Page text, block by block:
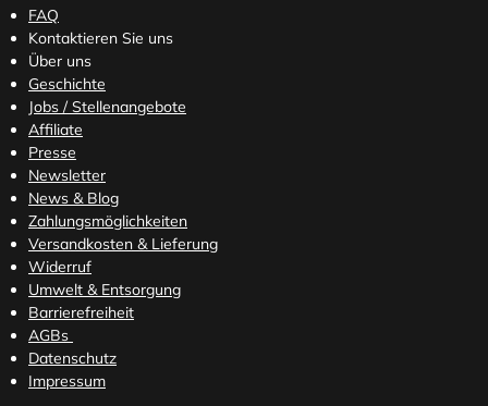
FAQ
Kontaktieren Sie uns
Über uns
Geschichte
Jobs / Stellenangebote
Affiliate
Presse
Newsletter
News & Blog
Zahlungsmöglichkeiten
Versandkosten & Lieferung
Widerruf
Umwelt & Entsorgung
Barrierefreiheit
AGBs
Datenschutz
Impressum